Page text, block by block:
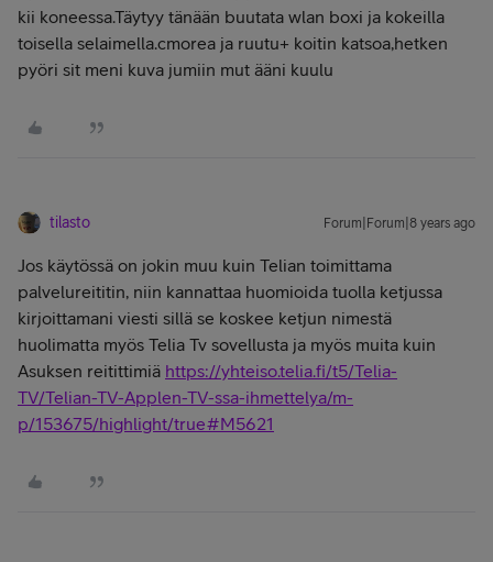
kii koneessa.Täytyy tänään buutata wlan boxi ja kokeilla
toisella selaimella.cmorea ja ruutu+ koitin katsoa,hetken
pyöri sit meni kuva jumiin mut ääni kuulu
tilasto Forum|Forum|8 years ago
Jos käytössä on jokin muu kuin Telian toimittama
palvelureititin, niin kannattaa huomioida tuolla ketjussa
kirjoittamani viesti sillä se koskee ketjun nimestä
huolimatta myös Telia Tv sovellusta ja myös muita kuin
Asuksen reitittimiä https://yhteiso.telia.fi/t5/Telia-
TV/Telian-TV-Applen-TV-ssa-ihmettelya/m-
p/153675/highlight/true#M5621